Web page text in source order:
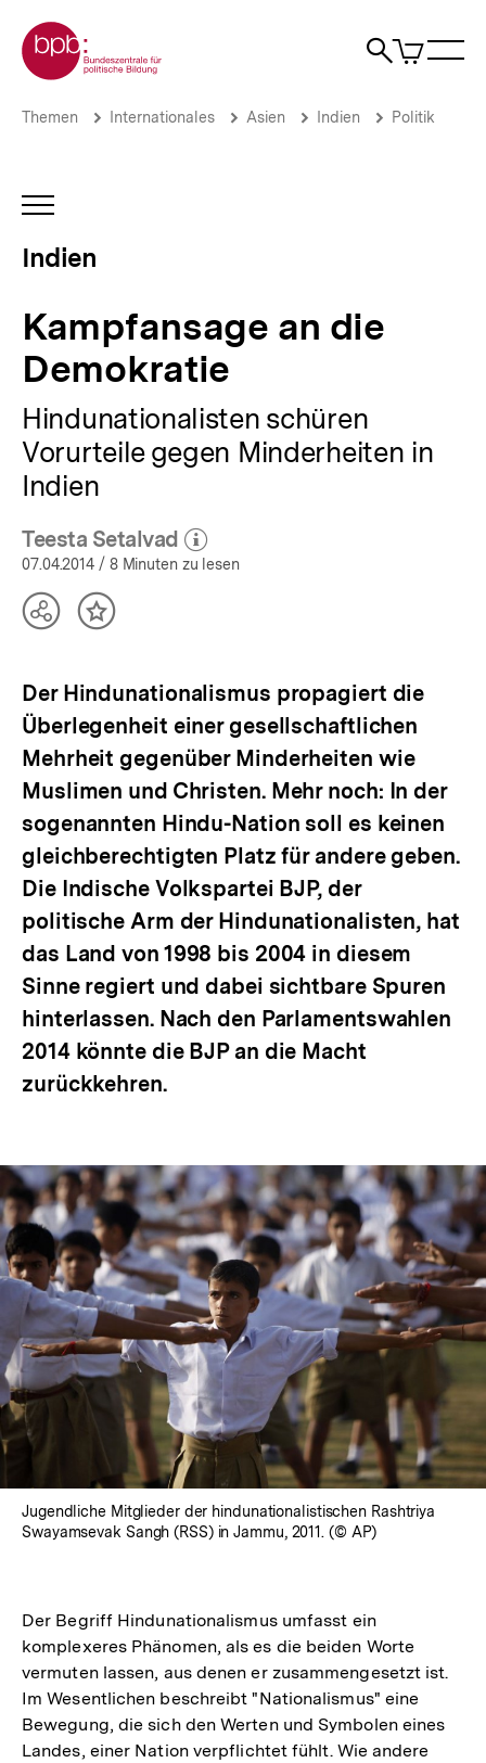
zum
Seiteninhalt
springen
Zur Startseite der bpb
Suche
Artikel
im
Kampfansage
Indien
bpb.de
Brotkrümelnavigation
Pfadnavigation
Themen Internationales Asien Indien Politik
INHALTSNAVIGATION
Indien
Kampfansage an die
Demokratie
Hindunationalisten schüren
Vorurteile gegen Minderheiten in
Indien
Teesta Setalvad
(Mehr zum Autor)
öffnen
07.04.2014 / 8 Minuten zu lesen
TeilenInhalt
Der Hindunationalismus propagiert die
Überlegenheit einer gesellschaftlichen
Mehrheit gegenüber Minderheiten wie
Muslimen und Christen. Mehr noch: In der
sogenannten Hindu-Nation soll es keinen
gleichberechtigten Platz für andere geben.
Die Indische Volkspartei BJP, der
politische Arm der Hindunationalisten, hat
das Land von 1998 bis 2004 in diesem
Sinne regiert und dabei sichtbare Spuren
hinterlassen. Nach den Parlamentswahlen
2014 könnte die BJP an die Macht
zurückkehren.
Jugendliche Mitglieder der hindunationalistischen Rashtriya
Swayamsevak Sangh (RSS) in Jammu, 2011. (© AP)
Der Begriff Hindunationalismus umfasst ein
komplexeres Phänomen, als es die beiden Worte
vermuten lassen, aus denen er zusammengesetzt ist.
Im Wesentlichen beschreibt "Nationalismus" eine
Bewegung, die sich den Werten und Symbolen eines
Landes, einer Nation verpflichtet fühlt. Wie andere